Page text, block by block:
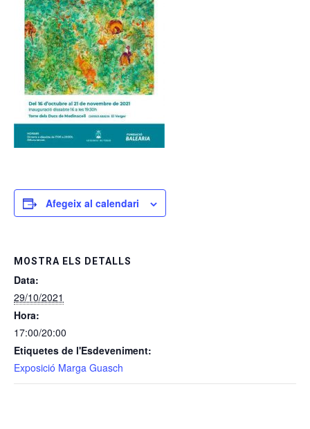
Afegeix al calendari
MOSTRA ELS DETALLS
Data:
29/10/2021
Hora:
17:00/20:00
Etiquetes de l'Esdeveniment:
Exposició Marga Guasch